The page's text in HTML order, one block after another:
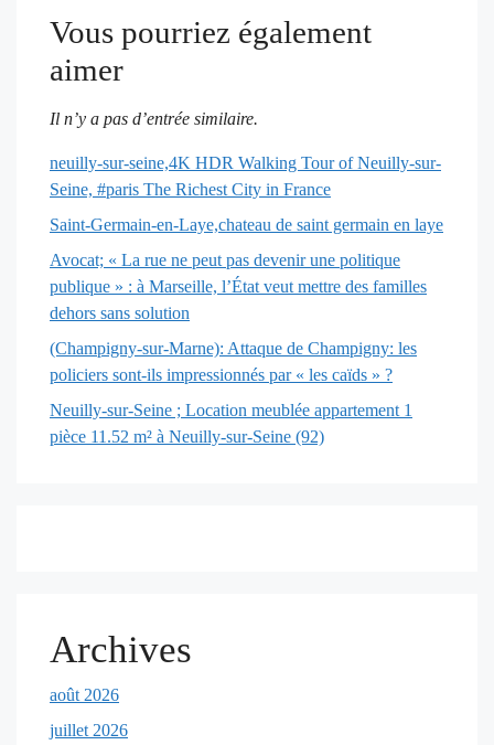
Vous pourriez également
aimer
Il n’y a pas d’entrée similaire.
neuilly-sur-seine,4K HDR Walking Tour of Neuilly-sur-
Seine, #paris The Richest City in France
Saint-Germain-en-Laye,chateau de saint germain en laye
Avocat; « La rue ne peut pas devenir une politique
publique » : à Marseille, l’État veut mettre des familles
dehors sans solution
(Champigny-sur-Marne): Attaque de Champigny: les
policiers sont-ils impressionnés par « les caïds » ?
Neuilly-sur-Seine ; Location meublée appartement 1
pièce 11.52 m² à Neuilly-sur-Seine (92)
Archives
août 2026
juillet 2026